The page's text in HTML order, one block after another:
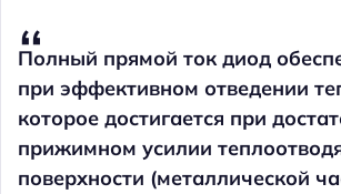
Полный прямой ток диод
при эффективном отведении
которое достигается при
прижимном усилии
поверхности (металлической